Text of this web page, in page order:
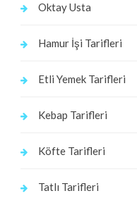
Oktay Usta
Hamur İşi Tarifleri
Etli Yemek Tarifleri
Kebap Tarifleri
Köfte Tarifleri
Tatlı Tarifleri